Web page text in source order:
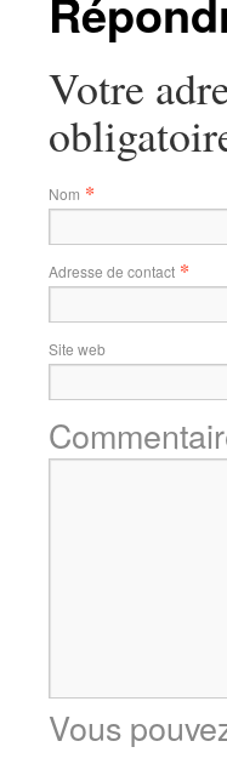
Votre
Nom *
Adresse de contact *
Site web
Vous